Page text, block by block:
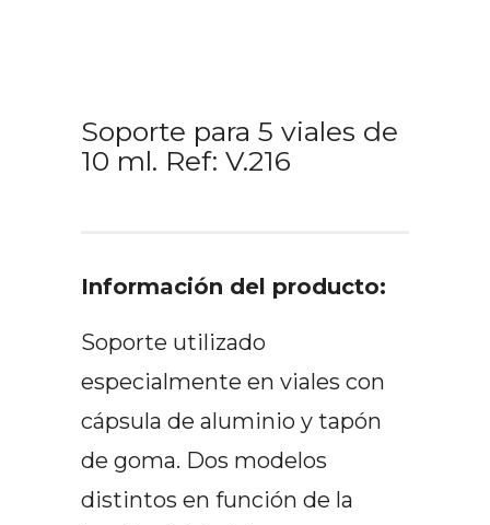
Soporte para 5 viales de
10 ml. Ref: V.216
Información del producto:
Soporte utilizado
especialmente en viales con
cápsula de aluminio y tapón
de goma. Dos modelos
distintos en función de la